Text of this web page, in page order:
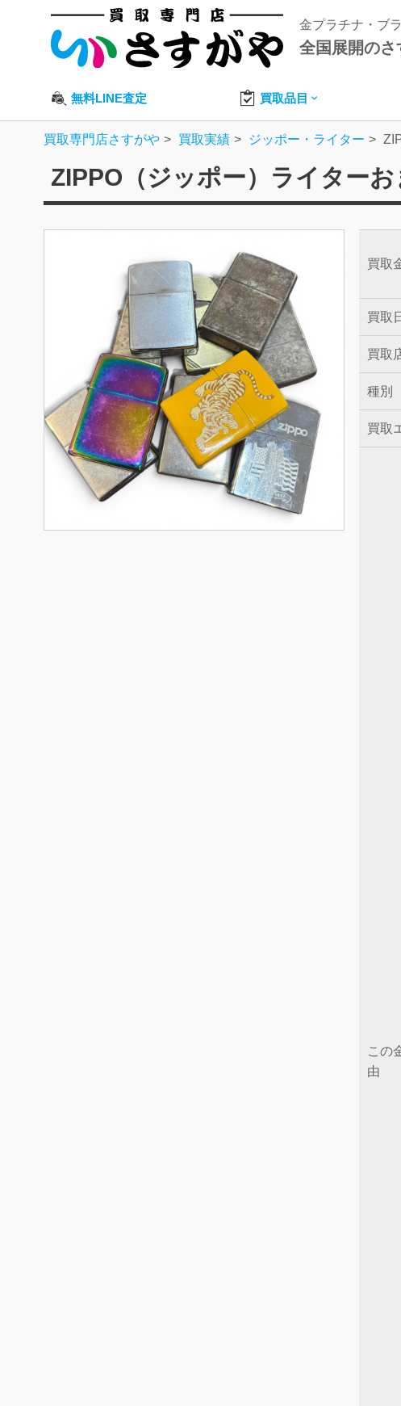
金プラチナ・ブ
全国展開のさ
無料LINE査定 買取品目
買取専門店さすがや 買取実績 ジッポー・ライター
ZIPPO（ジッポー）ライター
買取
買取
買取
種別
買取
この
由